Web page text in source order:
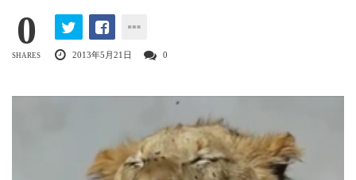
0
SHARES 2013年5月21日 0